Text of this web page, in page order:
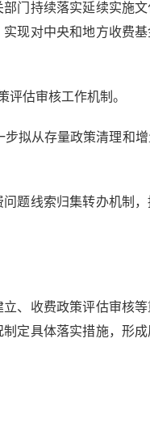
门持续落实延续实施文
现对中央和地方收费
估审核工作机制。
拟从存量政策清理和
题线索归集转办机制，
、收费政策评估审核等
定具体落实措施，形